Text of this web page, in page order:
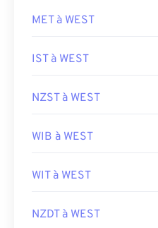
MET à WEST
IST à WEST
NZST à WEST
WIB à WEST
WIT à WEST
NZDT à WEST